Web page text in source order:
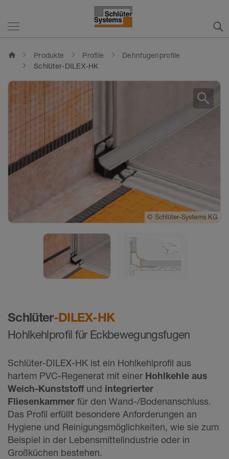
home Produkte Profile
Dehnfugenprofile
Schlüter-DILEX-HK
Schlüter-DILEX-HK
Hohlkehlprofil für Eckbewegungsfugen
Schlüter-DILEX-HK ist ein Hohlkehlprofil aus
hartem PVC-Regenerat mit einer Hohlkehle aus
Weich-Kunststoff und integrierter
Fliesenkammer für den Wand-/Bodenanschluss.
Das Profil erfüllt besondere Anforderungen an
Hygiene und Reinigungsmöglichkeiten, wie sie zum
Beispiel in der Lebensmittelindustrie oder in
Großküchen bestehen.
© Schlüter-Systems KG
© Schlüter-Systems KG
search